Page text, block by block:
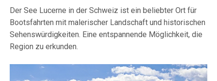
Der See Lucerne in der Schweiz ist ein beliebter Ort für
Bootsfahrten mit malerischer Landschaft und historischen
Sehenswürdigkeiten. Eine entspannende Möglichkeit, die
Region zu erkunden.